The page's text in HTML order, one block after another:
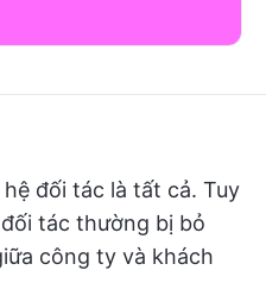
đối tác là tất cả. Tuy
tác thường bị bỏ
công ty và khách